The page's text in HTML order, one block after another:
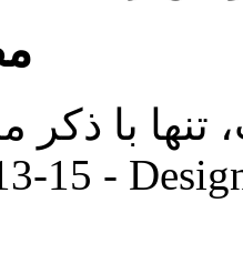
با ذکر
15 -